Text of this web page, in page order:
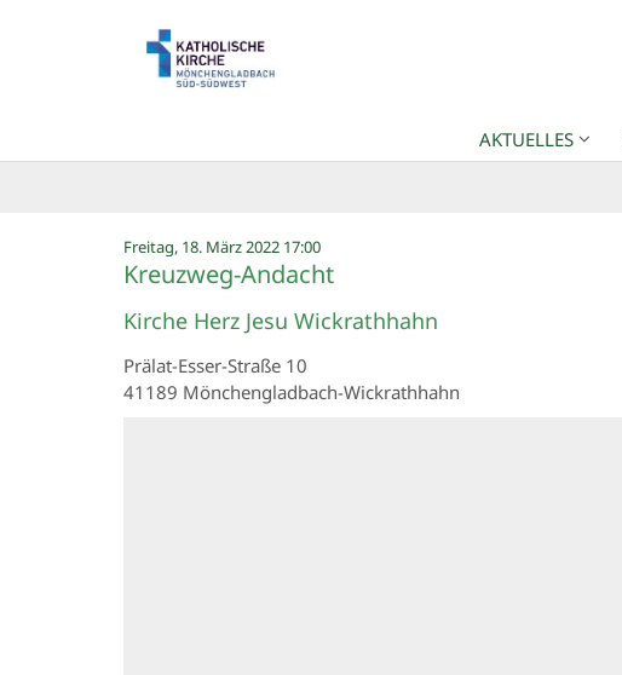
AKTUELLES
Freitag, 18. März 2022 17:00:
Kreuzweg-Andacht
Kirche Herz Jesu Wickrathhahn
Prälat-Esser-Straße 10
41189 Mönchengladbach-Wickrathhahn